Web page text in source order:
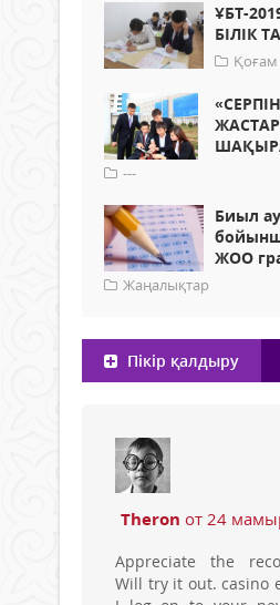
ҰБТ-
БІЛІК
Қоғам
---
Биыл
ЖОО
Жаңалықтар
Пікір қалдыру
Theron от 24
Appreciate the
Will try it out. casino